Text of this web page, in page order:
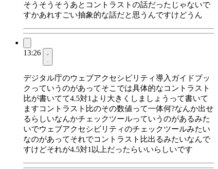
そうそうそうあとコントラストの話だったじゃないで
すかあれすごい抽象的な話だと思うんですけどうん
13:26
デジタル庁のウェブアクセシビリティ導入ガイドブッ
クっていうのがあってそこでは具体的なコントラスト
比が書いてて4.5対1より大きくしましょうって書いて
ますコントラスト比のその数値って一体何?なんか出せ
るらしいなんかチェックツールっていうのがあるみた
いでウェブアクセシビリティのチェックツールみたい
なのがあってそれでコントラスト比出るみたいなんで
すけどそれが4.5対1以上だったらいいらしいです